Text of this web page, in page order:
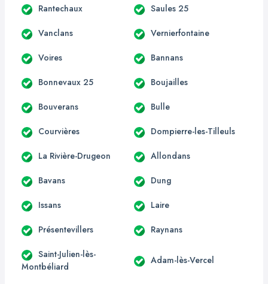
Rantechaux Saules 25
Vanclans Vernierfontaine
Voires Bannans
Bonnevaux 25 Boujailles
Bouverans Bulle
Courvières Dompierre-les-Tilleuls
La Rivière-Drugeon Allondans
Bavans Dung
Issans Laire
Présentevillers Raynans
Saint-Julien-lès-
Montbéliard
Adam-lès-Vercel